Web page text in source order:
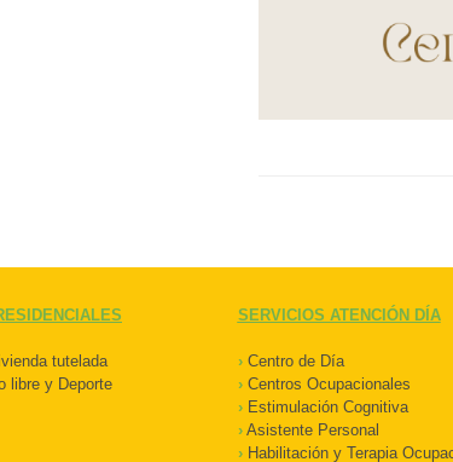
tutelada
libre y Deporte
SERVICIOS ATENCIÓN DÍA
›Centro de Día
›Centros Ocupacionales
›Estimulación Cognitiva
›Asistente Personal
›Habilitación y Terapia